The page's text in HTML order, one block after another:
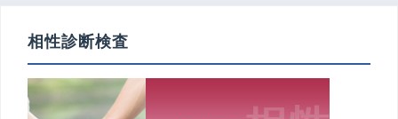
相性診断検査